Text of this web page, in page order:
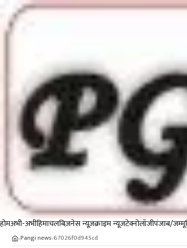
होमअभी-अभीहिमाचलबिज़नेस न्यूज़क्राइम न्यूजटेक्नोलॉजीपंजाब/जम्मू
›Pangi news›67026f0d945cd